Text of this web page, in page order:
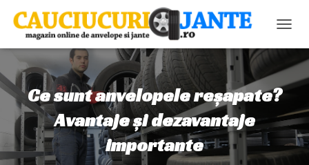
O
T
N
A
V
I
Ce sunt anvelopele reșapate?
Avantaje și dezavantaje
importante